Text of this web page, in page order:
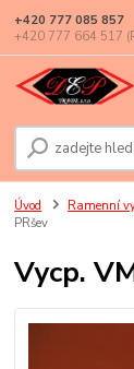
+420 777 085 857
+420 777 664 517
Úvod Ramenní
PRšev
Vycp.